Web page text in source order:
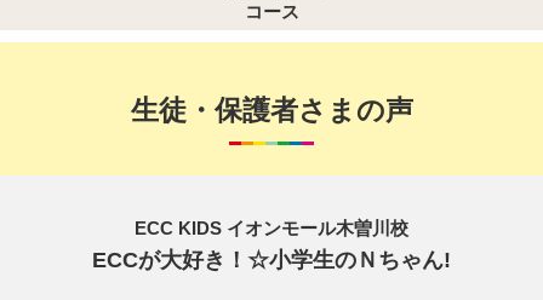
コース
生徒・保護者さまの声
ECC KIDS イオンモール木曽川校
ECCが大好き！☆小学生のＮちゃん!